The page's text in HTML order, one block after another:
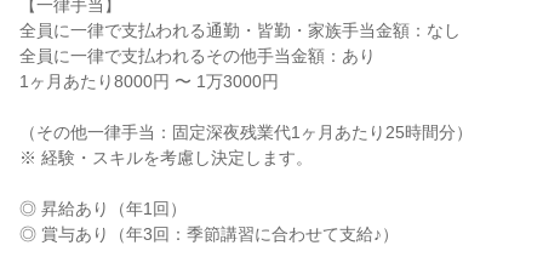
【一律手当】
全員に一律で支払われる通勤・皆勤・家族手当金額：なし
全員に一律で支払われるその他手当金額：あり
1ヶ月あたり8000円 〜 1万3000円
（その他一律手当：固定深夜残業代1ヶ月あたり25時間分）
※ 経験・スキルを考慮し決定します。
◎ 昇給あり（年1回）
◎ 賞与あり（年3回：季節講習に合わせて支給♪）